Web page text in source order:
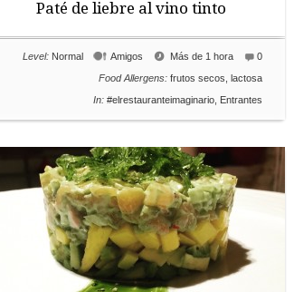
Paté de liebre al vino tinto
0
Más de 1 hora
Amigos
Level: Normal
Food Allergens: frutos secos lactosa
In: #elrestauranteimaginario Entrantes